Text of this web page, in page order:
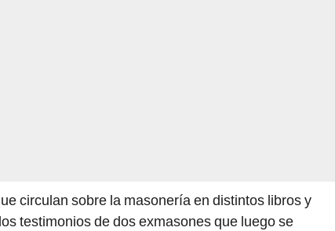
circulan sobre la masonería en distintos libros y
testimonios de dos exmasones que luego se